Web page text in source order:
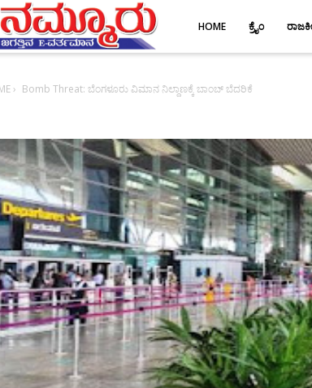
HOME ಕ್ರೈಂ
› Bomb Threat: ಬೆಂಗಳೂರು ವಿಮಾನ ನಿಲ್ದಾಣಕ್ಕೆ ಬಾಂಬ್ ಬೆದರಿಕೆ